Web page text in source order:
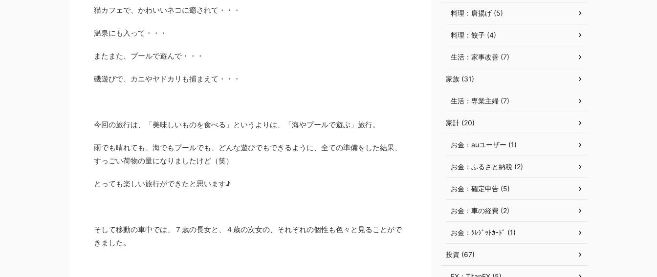
猫カフェで、かわいいネコに癒されて・・・
温泉にも入って・・・
またまた、プールで遊んで・・・
磯遊びで、カニやヤドカリも捕まえて・・・
今回の旅行は、「美味しいものを食べる」というよりは、「海やプールで遊ぶ」旅行。
雨でも晴れても、海でもプールでも、どんな遊びでもできるように、全ての準備をした結果、
すっごい荷物の量になりましたけど（笑）
とっても楽しい旅行ができたと思います♪
そして移動の車中では、７歳の長女と、４歳の次女の、それぞれの個性も色々と見ることがで
きました。
料理：唐揚げ (5)
料理：餃子 (4)
生活：家事改善 (7)
家族 (31)
生活：専業主婦 (7)
家計 (20)
お金：auユーザー (1)
お金：ふるさと納税 (2)
お金：確定申告 (5)
お金：車の経費 (2)
お金：ｸﾚｼﾞｯﾄｶｰﾄﾞ (1)
投資 (67)